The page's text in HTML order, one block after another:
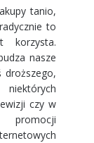
tanio,
to
nasze
droższego,
czy w
promocji